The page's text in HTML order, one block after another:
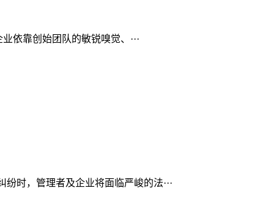
依靠创始团队的敏锐嗅觉、···
时，管理者及企业将面临严峻的法···